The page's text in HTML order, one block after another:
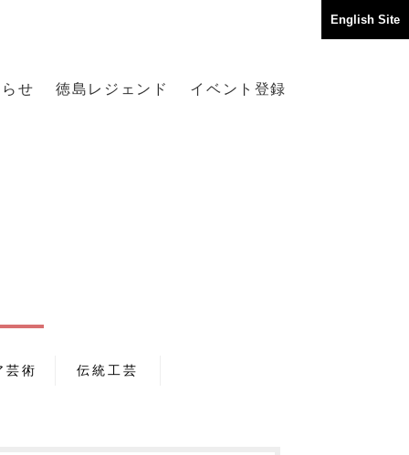
English Site
せ 徳島レジェンド イベント登録
芸術 伝統工芸